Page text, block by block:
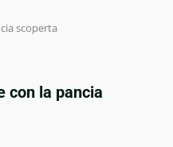
scoperta
con la pancia